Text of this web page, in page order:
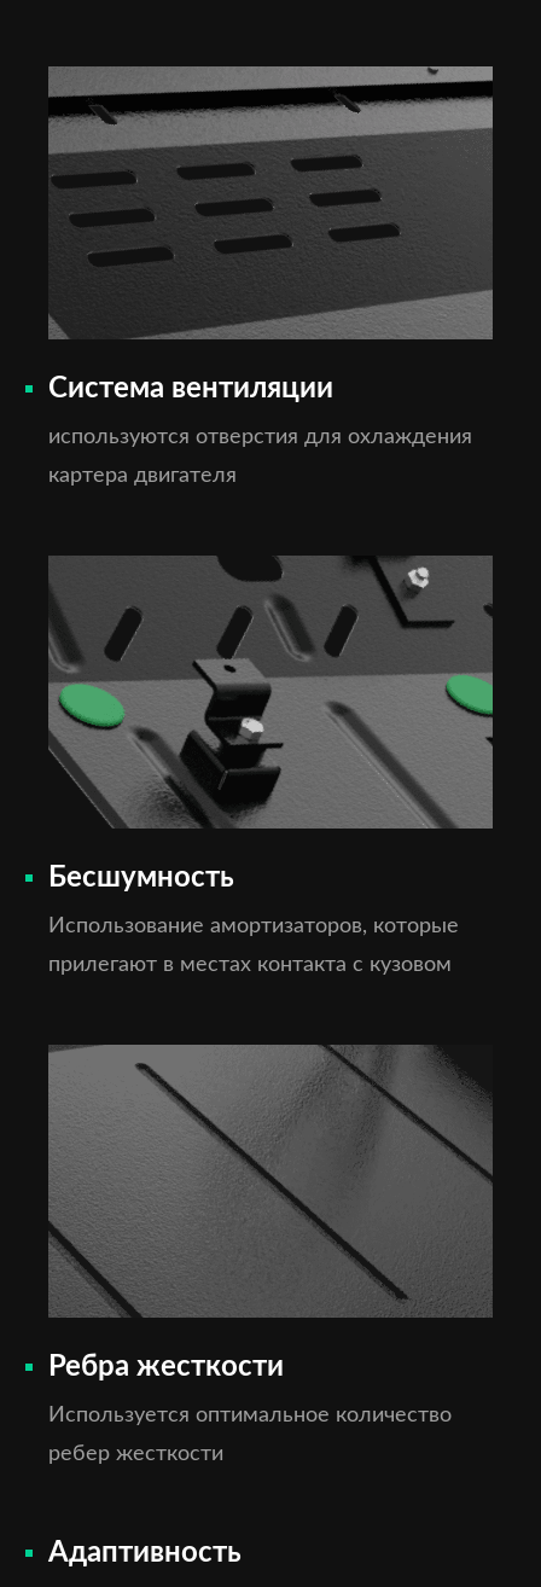
Система вентиляции
используются отверстия для охлаждения
картера двигателя
Бесшумность
Использование амортизаторов, которые
прилегают в местах контакта с кузовом
Ребра жесткости
Используется оптимальное количество
ребер жесткости
Адаптивность